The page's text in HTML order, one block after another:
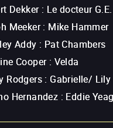
Dekker: Le docteur
Meeker: Mike Hammer
Addy : Pat Chambers
Cooper: Velda
Rodgers : Gabrielle/ Lily
Hernandez : Eddie